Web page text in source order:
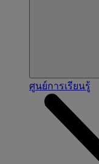
ศูนย์การเรียนรู้